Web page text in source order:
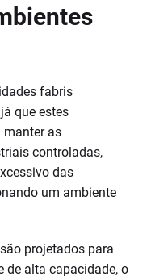
fabris
já que estes
manter as
controladas,
das
um ambiente
são projetados para
de alta capacidade, o